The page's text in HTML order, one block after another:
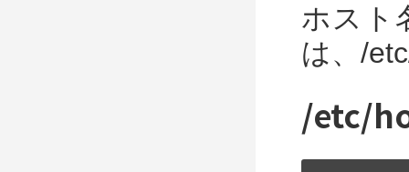
ホスト
は、/
/etc/